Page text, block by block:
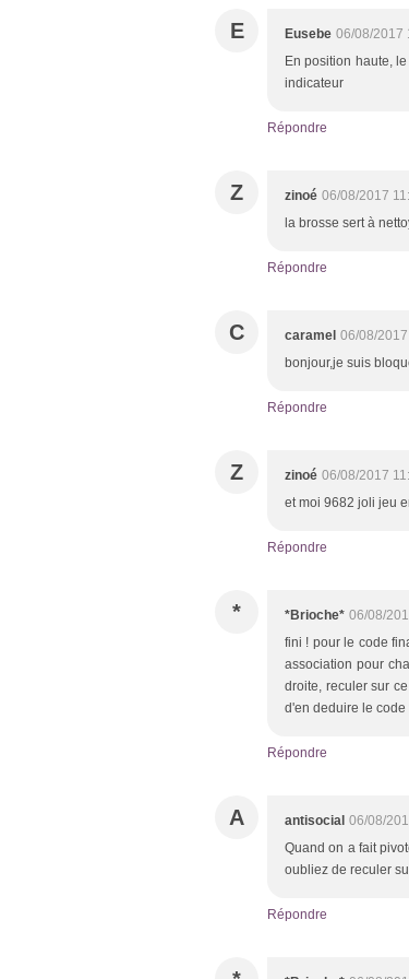
E Eusebe 06/08/2017
En position haute,
indicateur
Répondre
Z zinoé 06/08/2017
la brosse sert à
Répondre
C caramel 06/08/
bonjour,je suis
Répondre
Z zinoé 06/08/2017
et moi 9682 joli jeu
Répondre
* *Brioche* 06/08/
fini ! pour le code
association pour
droite, reculer sur
d'en deduire le code
Répondre
A antisocial 06/08/
Quand on a fait
oubliez de reculer
Répondre